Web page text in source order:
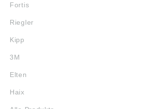
Fortis
Riegler
Kipp
3M
Elten
Haix